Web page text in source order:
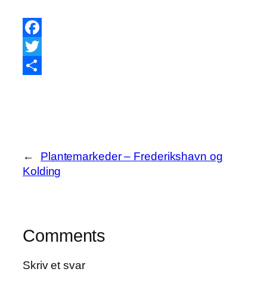
Facebook
Twitter
←
Plantemarkeder – Frederikshavn og
Kolding
Comments
Skriv et svar